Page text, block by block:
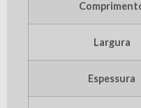
Largura
Espessura